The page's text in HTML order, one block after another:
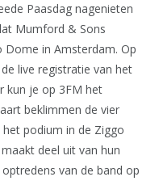
Paasdag nagenieten
Mumford & Sons
in Amsterdam. Op
live registratie van het
kun je op 3FM het
beklimmen de vier
podium in de Ziggo
deel uit van hun
van de band op